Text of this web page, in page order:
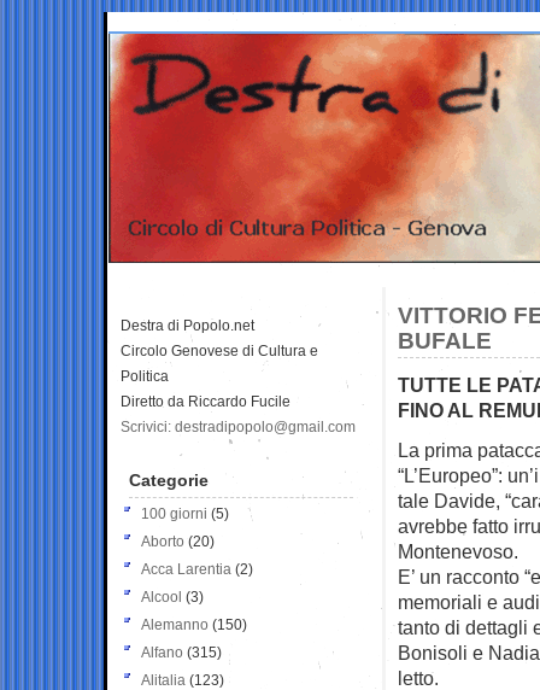
VITTORIO
BUFALE
TUTTE LE
FINO AL
La prima
“L’Europeo”:
tale Davide,
avrebbe fatto
Montenevoso.
E’ un racconto
memoriali e
tanto di dettagli
Bonisoli e
letto.
Destra di Popolo.net
Circolo Genovese di Cultura e
Politica
Diretto da Riccardo Fucile
Scrivici: destradipopolo@gmail.com
Categorie
100 giorni (5)
Aborto (20)
Acca Larentia (2)
Alcool (3)
Alemanno (150)
Alfano (315)
Alitalia (123)